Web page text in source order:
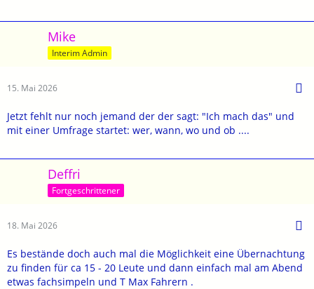
Mike
Interim Admin
15. Mai 2026
Jetzt fehlt nur noch jemand der der sagt: "Ich mach das" und
mit einer Umfrage startet: wer, wann, wo und ob ....
Deffri
Fortgeschrittener
18. Mai 2026
Es bestände doch auch mal die Möglichkeit eine Übernachtung
zu finden für ca 15 - 20 Leute und dann einfach mal am Abend
etwas fachsimpeln und T Max Fahrern .